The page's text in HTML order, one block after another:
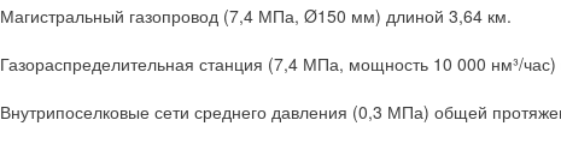
Магистральный газопровод (7,4 МПа, Ø150 мм) длиной 3,64 км.
Газораспределительная станция (7,4 МПа, мощность 10 000 нм³/
Внутрипоселковые сети среднего давления (0,3 МПа) общей